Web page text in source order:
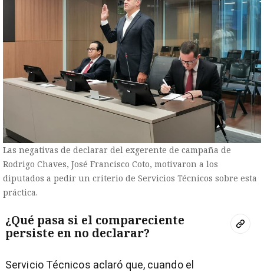
Las negativas de declarar del exgerente de campaña de
Rodrigo Chaves, José Francisco Coto, motivaron a los
diputados a pedir un criterio de Servicios Técnicos sobre esta
práctica.
¿Qué pasa si el compareciente
persiste en no declarar?
Servicio Técnicos aclaró que, cuando el